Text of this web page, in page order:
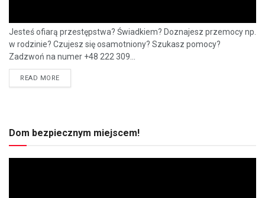
Jesteś ofiarą przestępstwa? Świadkiem? Doznajesz przemocy np.
w rodzinie? Czujesz się osamotniony? Szukasz pomocy?
Zadzwoń na numer +48 222 309...
READ MORE
Dom bezpiecznym miejscem!